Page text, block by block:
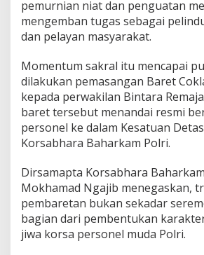
j
a
T
a
d
i
i
P
e
b
a
r
e
t
a
pemurnian niat dan penguatan
mengemban tugas sebagai
dan pelayan masyarakat.
Momentum sakral itu mencapai
dilakukan pemasangan Baret
kepada perwakilan Bintara
baret tersebut menandai resmi
personel ke dalam Kesatuan
Korsabhara Baharkam Polri.
Dirsamapta Korsabhara
Mokhamad Ngajib menegaskan,
pembaretan bukan sekadar
bagian dari pembentukan
jiwa korsa personel muda Polri.